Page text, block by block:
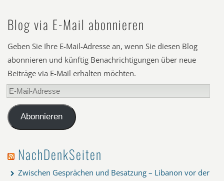
Blog via E-Mail abonnieren
Geben Sie Ihre E-Mail-Adresse an, wenn Sie diesen Blog
abonnieren und künftig Benachrichtigungen über neue
Beiträge via E-Mail erhalten möchten.
E-
Mail-
AdresseAbonnieren
NachDenkSeiten
Zwischen Gesprächen und Besatzung – Libanon vor der